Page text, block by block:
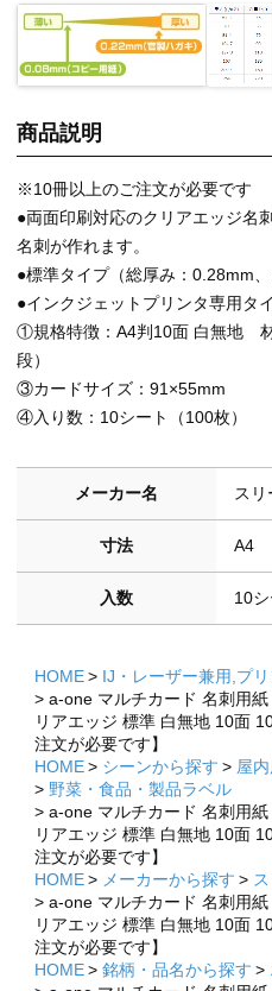
商品説明
※10冊以上のご注文が必要です
●両面印刷対応のクリアエッジ名
名刺が作れます。
●標準タイプ（総厚み：0.28mm
●インクジェットプリンタ専用タ
①規格特徴：A4判10面 白無地
段）
③カードサイズ：91×55mm
④入り数：10シート（100枚）
メーカー名 スリ
寸法 A4
入数 10シ
HOME
IJ・レーザー兼用,プ
a-one マルチカード 名刺用
リアエッジ 標準 白無地 10面
注文が必要です】
HOME
シーンから探す
屋
野菜・食品・製品ラベル
a-one マルチカード 名刺用
リアエッジ 標準 白無地 10面
注文が必要です】
HOME
メーカーから探す
a-one マルチカード 名刺用
リアエッジ 標準 白無地 10面
注文が必要です】
HOME
銘柄・品名から探す